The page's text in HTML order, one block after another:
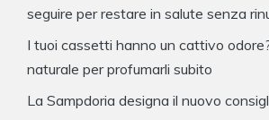
seguire per restare in salute senza
I tuoi cassetti hanno un cattivo
naturale per profumarli subito
La Sampdoria designa il nuovo